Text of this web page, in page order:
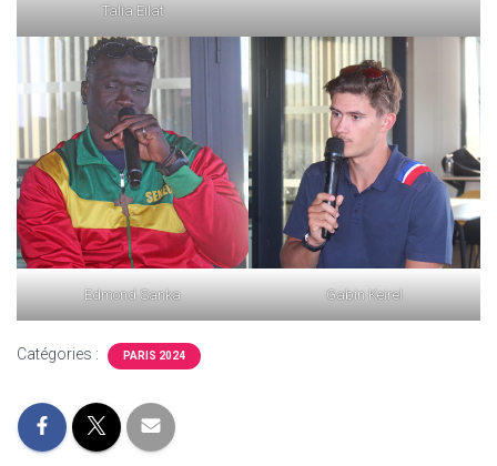
Talia Eilat
Edmond Sanka Gabin Keirel
Catégories : PARIS 2024